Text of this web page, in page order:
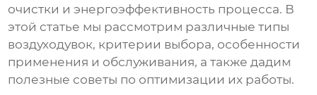
очистки и энергоэффективность процесса. В
этой статье мы рассмотрим различные типы
воздуходувок, критерии выбора, особенности
применения и обслуживания, а также дадим
полезные советы по оптимизации их работы.